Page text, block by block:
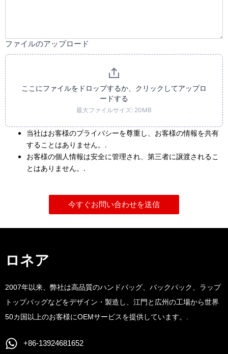
ファイルのアップロード
ここにファイルをドロップするか、クリックしてアップロ
ードする
最大ファイルサイズ: 20MB
当社はお客様のプライバシーを尊重し、お客様の情報を共有
することはありません。.
お客様の個人情報は安全に管理され、第三者に譲渡されるこ
とはありません。.
今すぐお問い合わせを送信
ロネア
2007年以来、弊社は高品質のハンドバッグ、バックパック、ラップ
トップバッグなどをデザイン・製造し、江門と広州の工場から世界
50カ国以上のお客様にOEMサービスを提供しています。.
+86-13924681652